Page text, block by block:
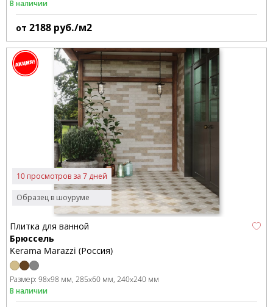
В наличии
от 2188 руб./м2
Образец в шоуруме
10 просмотров за 7 дней
Плитка для ванной
Брюссель
Kerama Marazzi (Россия)
Размер: 98x98 мм 285x60 мм 240x240 мм
В наличии